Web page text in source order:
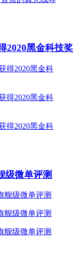
2020黑金科技奖
级微单评测